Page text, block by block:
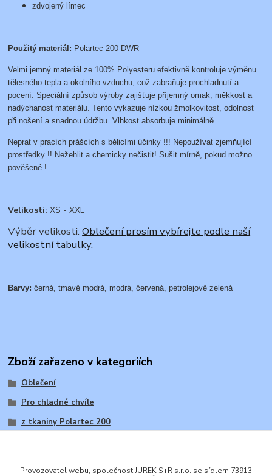
zdvojený límec
Použitý materiál: Polartec 200 DWR
Velmi jemný materiál ze 100% Polyesteru efektivně kontroluje výměnu
tělesného tepla a okolního vzduchu, což zabraňuje prochladnutí a
pocení. Speciální způsob výroby zajišťuje příjemný omak, měkkost a
nadýchanost materiálu. Tento vykazuje nízkou žmolkovitost, odolnost
při nošení a snadnou údržbu. Vlhkost absorbuje minimálně.
Neprat v pracích prášcích s bělicími účinky !!! Nepoužívat zjemňující
prostředky !! Nežehlit a chemicky nečistit! Sušit mírně, pokud možno
pověšené !
Velikosti: XS - XXL
Výběr velikosti:Oblečení prosím vybírejte podle naší
velikostní tabulky.
Barvy: černá, tmavě modrá, modrá, červená, petrolejově zelená
Zboží zařazeno v kategoriích
Oblečení
Pro chladné chvíle
z tkaniny Polartec 200
Provozovatel webu, společnost JUREK S+R s.r.o. se sídlem 73913